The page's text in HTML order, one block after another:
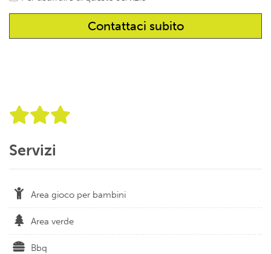
Servizi
Area gioco per bambini
Area verde
Bbq